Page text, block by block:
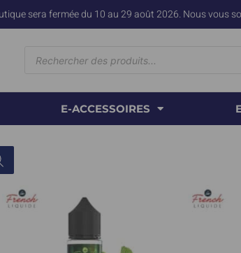
sera fermée du 10 au 29 août 2026. Nous vous
E-ACCESSOIRES